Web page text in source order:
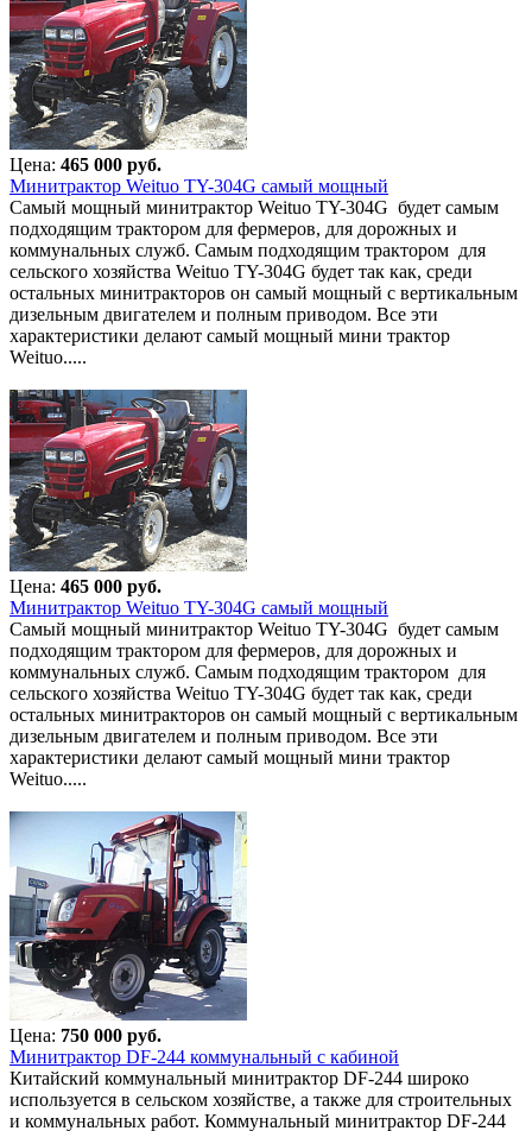
Цена: 465 000 руб.
Минитрактор Weituo TY-304G самый мощный
Самый мощный минитрактор Weituo TY-304G будет самым
подходящим трактором для фермеров, для дорожных и
коммунальных служб. Самым подходящим трактором для
сельского хозяйства Weituo TY-304G будет так как, среди
остальных минитракторов он самый мощный с вертикальным
дизельным двигателем и полным приводом. Все эти
характеристики делают самый мощный мини трактор
Weituo.....
Цена: 465 000 руб.
Минитрактор Weituo TY-304G самый мощный
Самый мощный минитрактор Weituo TY-304G будет самым
подходящим трактором для фермеров, для дорожных и
коммунальных служб. Самым подходящим трактором для
сельского хозяйства Weituo TY-304G будет так как, среди
остальных минитракторов он самый мощный с вертикальным
дизельным двигателем и полным приводом. Все эти
характеристики делают самый мощный мини трактор
Weituo.....
Цена: 750 000 руб.
Минитрактор DF-244 коммунальный с кабиной
Китайский коммунальный минитрактор DF-244 широко
используется в сельском хозяйстве, а также для строительных
и коммунальных работ. Коммунальный минитрактор DF-244